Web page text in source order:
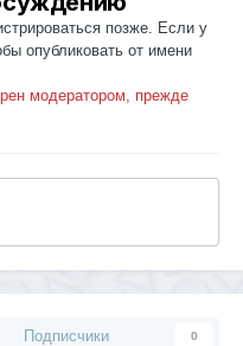
позже. Если у
опубликовать от имени
модератором, прежде
Подписчики 0